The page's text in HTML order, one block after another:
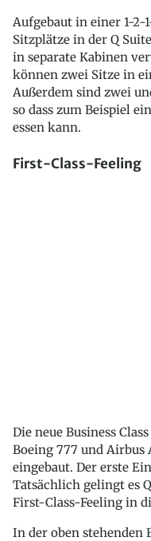
Aufgebaut in einer 1-
Sitzplätze in der Q
in separate Kabinen
können zwei Sitze in
Außerdem sind zwei
so dass zum Beispiel
essen kann.
First-Class-Feeling
Die neue Business
Boeing 777 und Airbus
eingebaut. Der erste
Tatsächlich gelingt es
First-Class-Feeling in
In der oben stehenden